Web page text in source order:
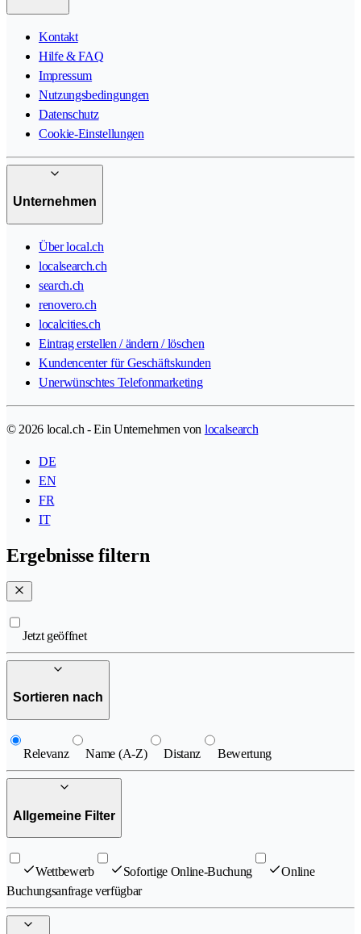
Kontakt
Hilfe & FAQ
Impressum
Nutzungsbedingungen
Datenschutz
Cookie-Einstellungen
Unternehmen
Über local.ch
localsearch.ch
search.ch
renovero.ch
localcities.ch
Eintrag erstellen / ändern / löschen
Kundencenter für Geschäftskunden
Unerwünschtes Telefonmarketing
© 2026 local.ch - Ein Unternehmen von localsearch
DE
EN
FR
IT
Ergebnisse filtern
Jetzt geöffnet
Sortieren nach
Relevanz Name (A-Z) Distanz Bewertung
Allgemeine Filter
Wettbewerb Sofortige Online-Buchung
Online
Buchungsanfrage verfügbar